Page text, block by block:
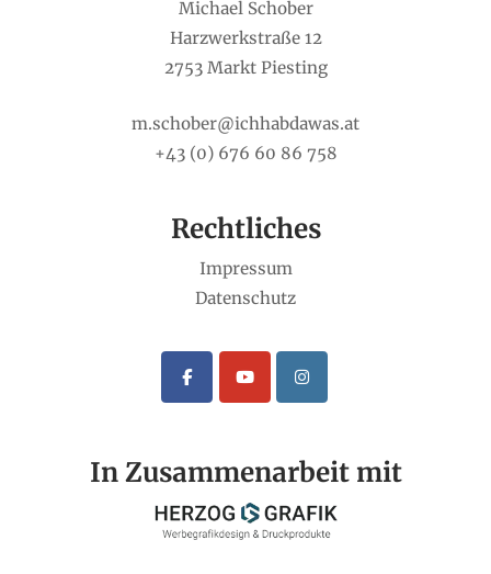
Michael Schober
Harzwerkstraße 12
2753 Markt Piesting
m.schober@ichhabdawas.at
+43 (0) 676 60 86 758
Rechtliches
Impressum
Datenschutz
In Zusammenarbeit mit